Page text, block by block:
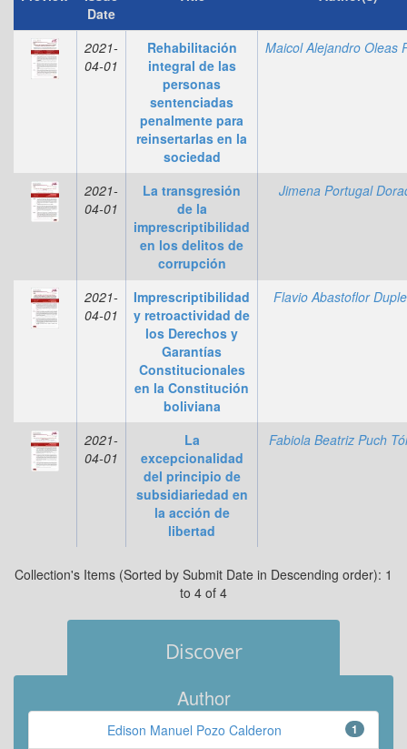
Date
2021-
04-01
Rehabilitación
integral de las
personas
sentenciadas
penalmente para
reinsertarlas en la
sociedad
2021-
04-01
La transgresión
de la
imprescriptibilidad
en los delitos de
corrupción
Jimena Portugal
2021-
04-01
Imprescriptibilidad
y retroactividad de
los Derechos y
Garantías
Constitucionales
en la Constitución
boliviana
Flavio Abastoflor
2021-
04-01
La
excepcionalidad
del principio de
subsidiariedad en
la acción de
libertad
Fabiola Beatriz Puch
Collection's Items (Sorted by Submit Date in Descending order): 1
to 4 of 4
Discover
Author
1
Edison Manuel Pozo Calderon